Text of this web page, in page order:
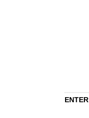
ENTER